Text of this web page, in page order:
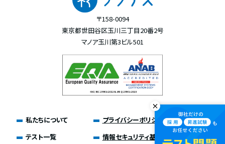
〒158-0094
東京都世田谷区玉川三丁目20番2号
マノア玉川第3ビル501
私たちについて
テスト一覧
プライバシーポリシー
情報セキュリティ基本方針